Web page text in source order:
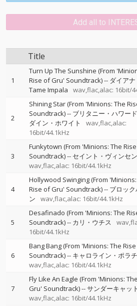
Add all to
Title
1
Turn Up The Sunshine (From
Rise of Gru' Soundtrack)-- ダイア
Tame Impala
wav,flac,alac: 16bit/
2
Shining Star (From 'Minions: The
Soundtrack)-- ブリタニー・ハワード
ダイン・ホワイト
wav,flac,alac:
16bit/44.1kHz
3
Funkytown (From 'Minions: The
Soundtrack)-- セイント・ヴィンセ
wav,flac,alac: 16bit/44.1kHz
4
Hollywood Swinging (From
Rise of Gru' Soundtrack)-- ブロック
ン
wav,flac,alac: 16bit/44.1kHz
5
Desafinado (From 'Minions: The
Soundtrack)-- カリ・ウチス
16bit/44.1kHz
6
Bang Bang (From 'Minions: The
Soundtrack)-- キャロライン・ポラ
wav,flac,alac: 16bit/44.1kHz
7
Fly Like An Eagle (From 'Minions:
Gru' Soundtrack)--サンダーキャット
wav,flac,alac: 16bit/44.1kHz